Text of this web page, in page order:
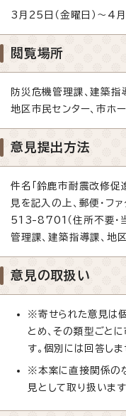
3月25日（金曜日）～4月
閲覧場所
防災危機管理課、建築指
地区市民センター、市ホ
意見提出方法
件名「鈴鹿市耐震改修促
見を記入の上、郵便・フ
513-8701（住所不要・
管理課、建築指導課、地
意見の取扱い
※寄せられた意見は
とめ、その類型ごと
す。個別には回答しま
※本案に直接関係の
見として取り扱います